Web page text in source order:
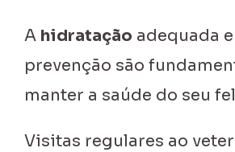
A hidratação adequada e
prevenção são
manter a saúde do seu
Visitas regulares ao